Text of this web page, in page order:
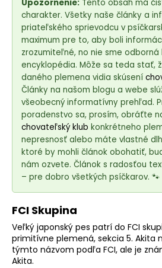
Upozornenie: Tento obsah má
charakter. Všetky naše články a
priateľského sprievodcu v
maximum pre to, aby boli
zrozumiteľné, no nie sme odborná
encyklopédia. Môže sa teda stať,
daného plemena vidia skúsení
Články na našom blogu a webe
všeobecný informatívny prehľad.
poradenstvo sa, prosím, obráťte
chovateľský klub konkrétneho
nepresnosť alebo máte vlastné
ktoré by mohli článok obohatiť,
nám ozvete. Článok s radosťou
– pre dobro všetkých psíčkarov. 🐾
FCI Skupina
Veľký japonský pes patrí do FCI
primitívne plemená, sekcia 5. Akita
týmto názvom podľa FCI, ale je
Akita.
á
j
s
ť
?